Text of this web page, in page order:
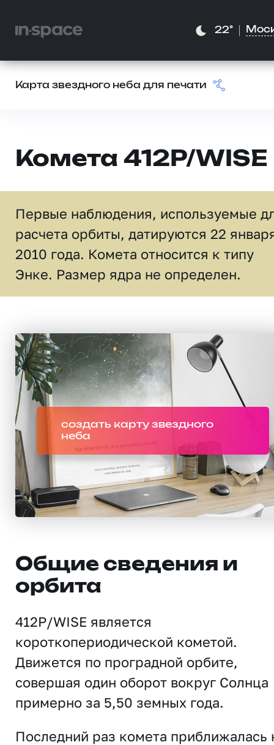
22°
Карта звездного неба для печати
Комета 412P/WISE
Первые наблюдения, используемые
расчета орбиты, датируются 22
2010 года. Комета относится к типу
Энке. Размер ядра не определен.
создать карту звездного
неба
Общие сведения и
орбита
412P/WISE является
короткопериодической кометой.
Движется по проградной орбите,
совершая один оборот вокруг Солнца
примерно за 5,50 земных года.
Последний раз комета приближалась